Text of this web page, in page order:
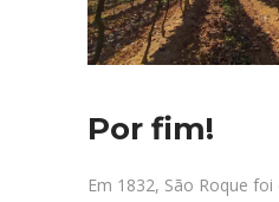
Por fim!
Em 1832, São Roque